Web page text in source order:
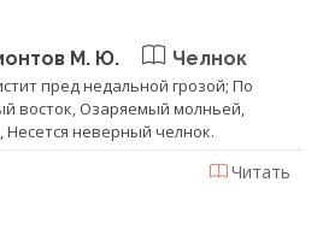
М. Ю. Челнок
пред недальной грозой; По
восток, Озаряемый молньей,
неверный челнок.
Читать